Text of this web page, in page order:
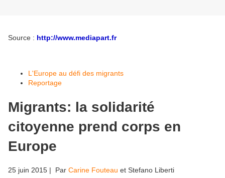
Source : http://www.mediapart.fr
L'Europe au défi des migrants
Reportage
Migrants: la solidarité
citoyenne prend corps en
Europe
25 juin 2015 | Par Carine Fouteau et Stefano Liberti